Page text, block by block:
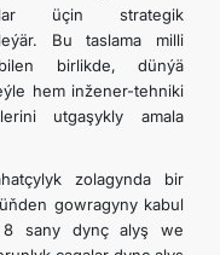
üçin strategik
Bu taslama milli
birlikde, dünýä
hem inžener-tehniki
utgaşykly amala
zolagynda bir
gowragyny kabul
8 sany dynç alyş we